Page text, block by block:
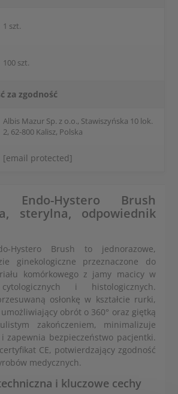
1 szt.
100 szt.
za zgodność
Albis Mazur Sp. z o.o., Stawiszyńska 10 lok.
2, 62-800 Kalisz, Polska
[email protected]
Endo-Hystero Brush
sterylna, odpowiednik
Hystero Brush to jednorazowe,
ginekologiczne przeznaczone do
komórkowego z jamy macicy w
i histologicznych.
osłonkę w kształcie rurki,
obrót o 360° oraz giętką
zakończeniem, minimalizuje
zapewnia bezpieczeństwo pacjentki.
CE, potwierdzający zgodność
medycznych.
i kluczowe cechy